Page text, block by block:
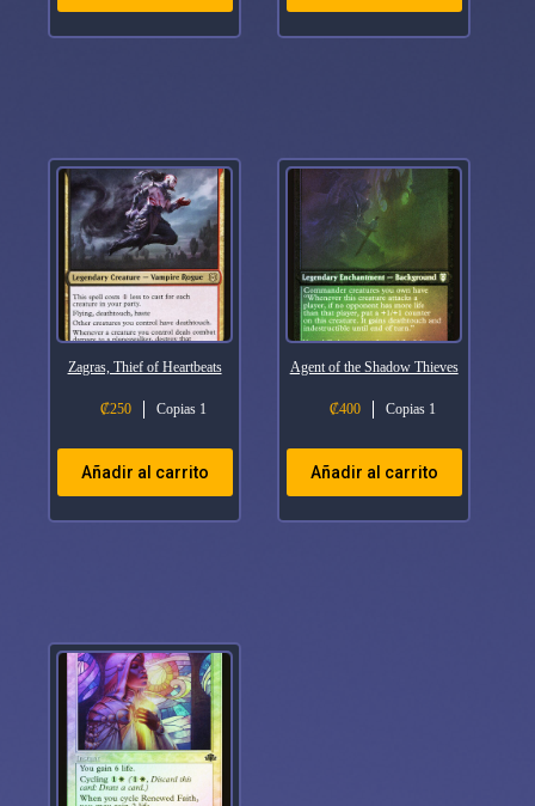
Zagras, Thief of Heartbeats
₡250 Copias 1
Añadir al carrito
Agent of the Shadow Thieves
₡400 Copias 1
Añadir al carrito